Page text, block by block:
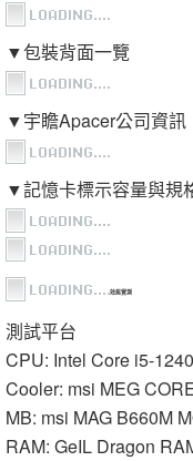
▼包裝背面一覽
▼宇瞻Apacer公司資訊
▼記憶卡標示容量與規
效能實測
測試平台
CPU: Intel Core i5-
Cooler: msi MEG
MB: msi MAG B660M
RAM: GeIL Dragon